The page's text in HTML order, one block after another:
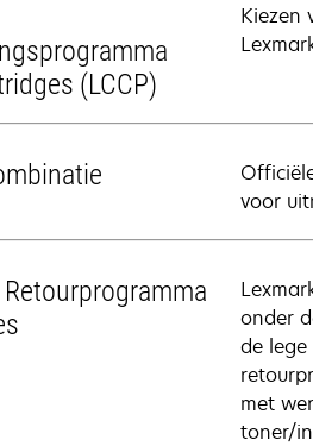
(LCCP)
Kiezen
voor
Retourprogramma
onder
de
met
toner/